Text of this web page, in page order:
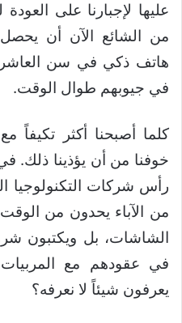
عليها لإجبارنا على
من الشائع الآن أن
هاتف ذكي في سن
في جيوبهم طوال الوقت.
كلما أصبحنا أكثر تكيفاً
خوفنا من أن يؤذينا ذلك.
رأس شركات التكنولوجيا
من الآباء يحدون من
الشاشات، بل ويكتبون
في عقودهم مع
يعرفون شيئاً لا نعرفه؟